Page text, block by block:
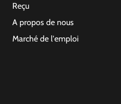
Reçu
A propos de nous
Marché de l'emploi